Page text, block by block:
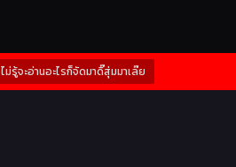
ไม่รู้จะอ่านอะไรก็จัดมาดิ๊สุ่มมาเล๊ย